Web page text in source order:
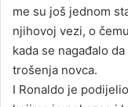
i
l
me su još jednom
njihovoj vezi, o
kada se nagađalo
trošenja novca.
I Ronaldo je